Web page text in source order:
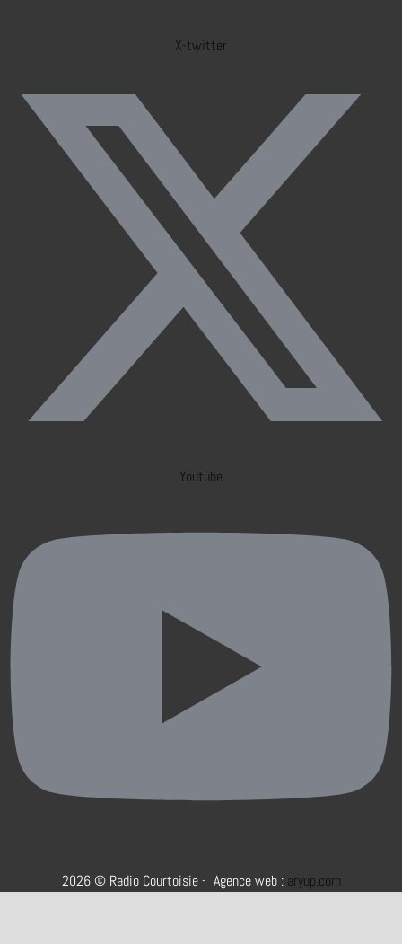
X-twitter
Youtube
2026 © Radio Courtoisie - Agence web : aryup.com